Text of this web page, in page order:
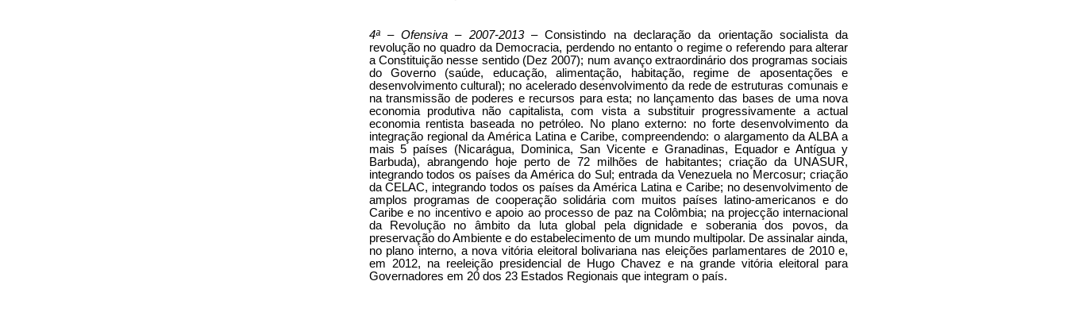
4ª – Ofensiva – 2007-2013– Consistindo na declaração da orientação socialista da
revolução no quadro da Democracia, perdendo no entanto o regime o referendo para alterar
a Constituição nesse sentido (Dez 2007); num avanço extraordinário dos programas sociais
do Governo (saúde, educação, alimentação, habitação, regime de aposentações e
desenvolvimento cultural); no acelerado desenvolvimento da rede de estruturas comunais e
na transmissão de poderes e recursos para esta; no lançamento das bases de uma nova
economia produtiva não capitalista, com vista a substituir progressivamente a actual
economia rentista baseada no petróleo. No plano externo: no forte desenvolvimento da
integração regional da América Latina e Caribe, compreendendo: o alargamento da ALBA a
mais 5 países (Nicarágua, Dominica, San Vicente e Granadinas, Equador e Antígua y
Barbuda), abrangendo hoje perto de 72 milhões de habitantes; criação da UNASUR,
integrando todos os países da América do Sul; entrada da Venezuela no Mercosur; criação
da CELAC, integrando todos os países da América Latina e Caribe; no desenvolvimento de
amplos programas de cooperação solidária com muitos países latino-americanos e do
Caribe e no incentivo e apoio ao processo de paz na Colômbia; na projecção internacional
da Revolução no âmbito da luta global pela dignidade e soberania dos povos, da
preservação do Ambiente e do estabelecimento de um mundo multipolar. De assinalar ainda,
no plano interno, a nova vitória eleitoral bolivariana nas eleições parlamentares de 2010 e,
em 2012, na reeleição presidencial de Hugo Chavez e na grande vitória eleitoral para
Governadores em 20 dos 23 Estados Regionais que integram o país.